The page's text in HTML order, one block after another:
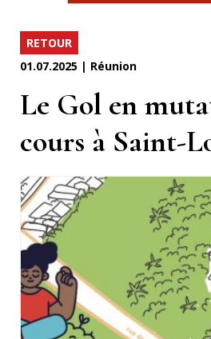
RETOUR
01.07.2025 | Réunion
Le Gol en
cours à Saint-